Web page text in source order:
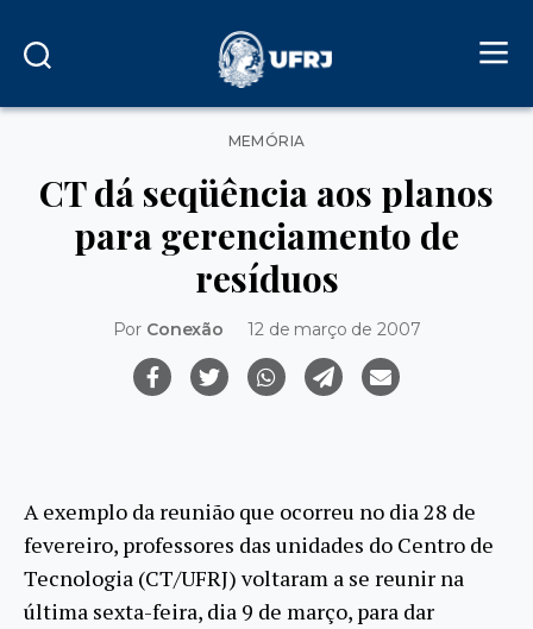
Categorias
MEMÓRIA
CT dá seqüência aos planos
para gerenciamento de
resíduos
Por Conexão 12 de março de 2007
A exemplo da reunião que ocorreu no dia 28 de
fevereiro, professores das unidades do Centro de
Tecnologia (CT/UFRJ) voltaram a se reunir na
última sexta-feira, dia 9 de março, para dar